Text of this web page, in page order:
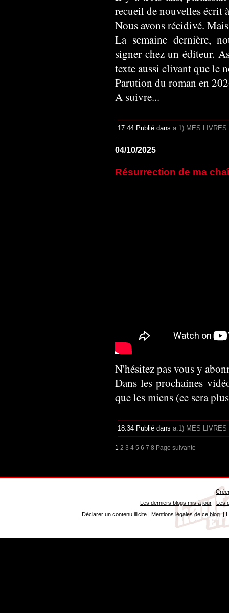
recueil de nouvelles écrit
Nous avons récidivé.
La semaine dernière,
signer chez un éditeur.
texte aussi clivant que le
Parution du roman en
A suivre...
17:44 Publié dans a.1) MES LIVRES
04/10/2025
Résurrection de ma
N'hésitez pas vous y
Dans les prochaines
que les miens (ce sera
18:34 Publié dans a.1) MES LIVRES
1 2 3 4 5 6 7 8 Page suivante
Les derniers blogs mis à jour| Les
Déclarer un contenu illicite| Mentions légales de ce blog|